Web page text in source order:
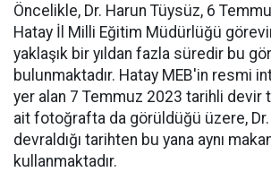
Öncelikle, Dr. Harun Tüysüz, 6
Hatay İl Milli Eğitim Müdürlüğü
yaklaşık bir yıldan fazla süredir bu
bulunmaktadır. Hatay MEB'in resmi
yer alan 7 Temmuz 2023 tarihli devir
ait fotoğrafta da görüldüğü üzere,
devraldığı tarihten bu yana aynı
kullanmaktadır.